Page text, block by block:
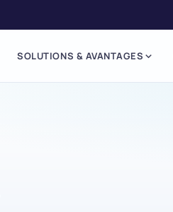
SOLUTIONS & AVANTAGES